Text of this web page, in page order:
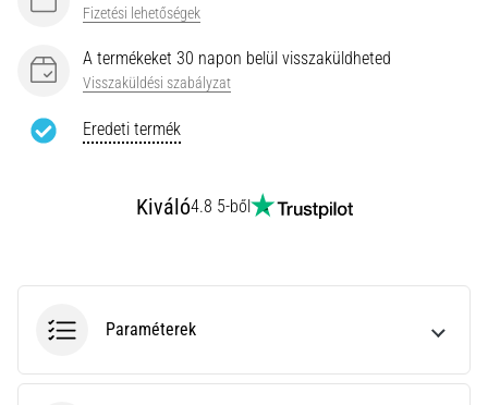
más
néven
szalag
szindróma
probléma,
amellyel
Fizetési lehetőségek
A termékeket 30 napon belül visszaküldheted
Visszaküldési szabályzat
Eredeti termék
Kiváló4.8 5-ből
Paraméterek